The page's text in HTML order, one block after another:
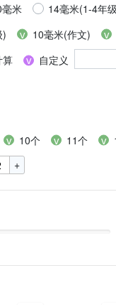
米
14毫米(1-4年
)
10毫米(作文)
算
自定义
10个 11个
+